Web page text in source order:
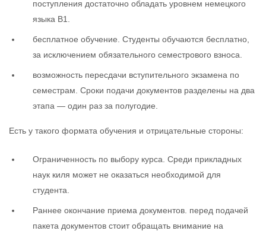
поступления достаточно обладать уровнем немецкого
языка В1.
бесплатное обучение. Студенты обучаются бесплатно,
за исключением обязательного семестрового взноса.
возможность пересдачи вступительного экзамена по
семестрам. Сроки подачи документов разделены на два
этапа — один раз за полугодие.
Есть у такого формата обучения и отрицательные стороны:
Ограниченность по выбору курса. Среди прикладных
наук киля может не оказаться необходимой для
студента.
Раннее окончание приема документов. перед подачей
пакета документов стоит обращать внимание на